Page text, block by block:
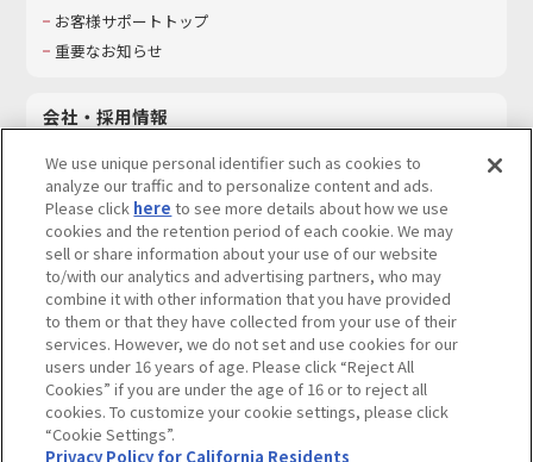
お客様サポートトップ
重要なお知らせ
会社・採用情報
採用情報
サステナビリティ
お問い合わせ
ウェブサイトご利用条件 ソーシャルメディアポリシー
個人情報及び特定個人情報等の取り扱いに関する保護方針
Do Not Sell or Share My Personal Information著作権・商標について
カスタマーハラスメントに対する基本的な対応方針
We use unique personal identifier such as cookies to
analyze our traffic and to personalize content and ads.
Please click here to see more details about how we use
cookies and the retention period of each cookie. We may
sell or share information about your use of our website
to/with our analytics and advertising partners, who may
combine it with other information that you have provided
to them or that they have collected from your use of their
services. However, we do not set and use cookies for our
users under 16 years of age. Please click “Reject All
Cookies” if you are under the age of 16 or to reject all
cookies. To customize your cookie settings, please click
“Cookie Settings”.
Privacy Policy for California Residents